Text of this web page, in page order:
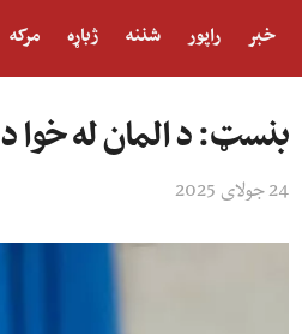
خبر راپور شننه ژباړه مرکه
بنسټ: د المان له خوا د ۸۱ افغانانو ایستلو اندېښمن کړی یم
24 جولای 2025